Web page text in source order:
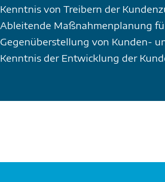
Kenntnis von Treibern der
Ableitende Maßnahmenplanung
Gegenüberstellung von Kunden-
Kenntnis der Entwicklung der